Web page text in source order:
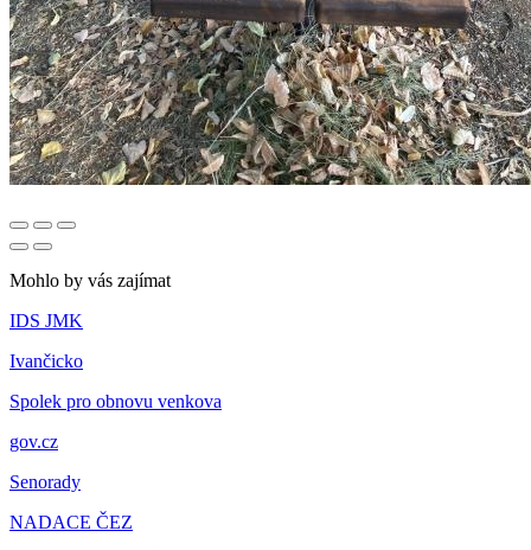
Mohlo by vás zajímat
IDS JMK
Ivančicko
Spolek pro obnovu venkova
gov.cz
Senorady
NADACE ČEZ